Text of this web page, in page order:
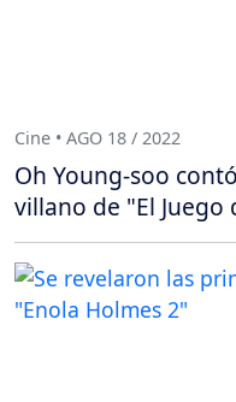
Cine • AGO 18 / 2022
Oh Young-soo
villano de "El Juego